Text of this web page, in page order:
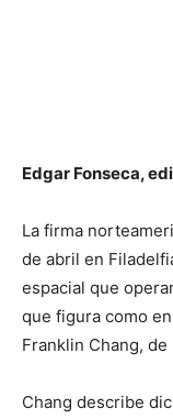
Edgar Fonseca,
La firma
de abril en
espacial que
que figura como
Franklin Chang,
Chang describe